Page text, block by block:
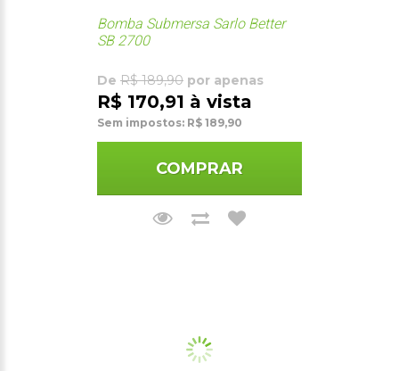
Bomba Submersa Sarlo Better
SB 2700
De R$ 189,90 por apenas
R$ 170,91 à vista
Sem impostos: R$ 189,90
COMPRAR